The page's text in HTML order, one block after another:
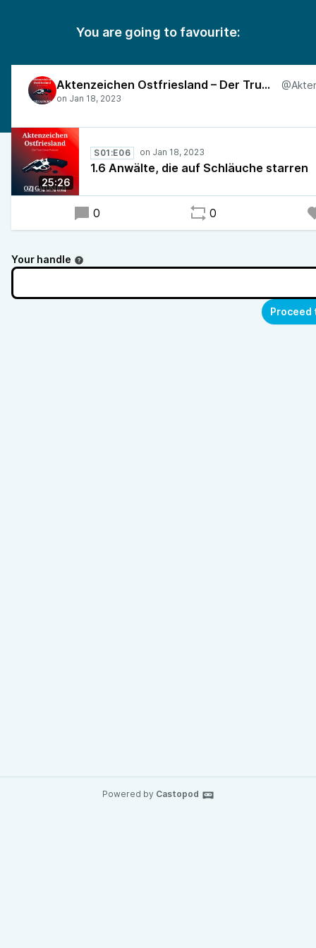
You are going to favourite:
Aktenzeichen Ostfriesland – Der True-Crime-Podcast
25:26
S01:E06
1.6 Anwälte, die auf Schläuche starren
0 0
Your handle
Powered by Castopod